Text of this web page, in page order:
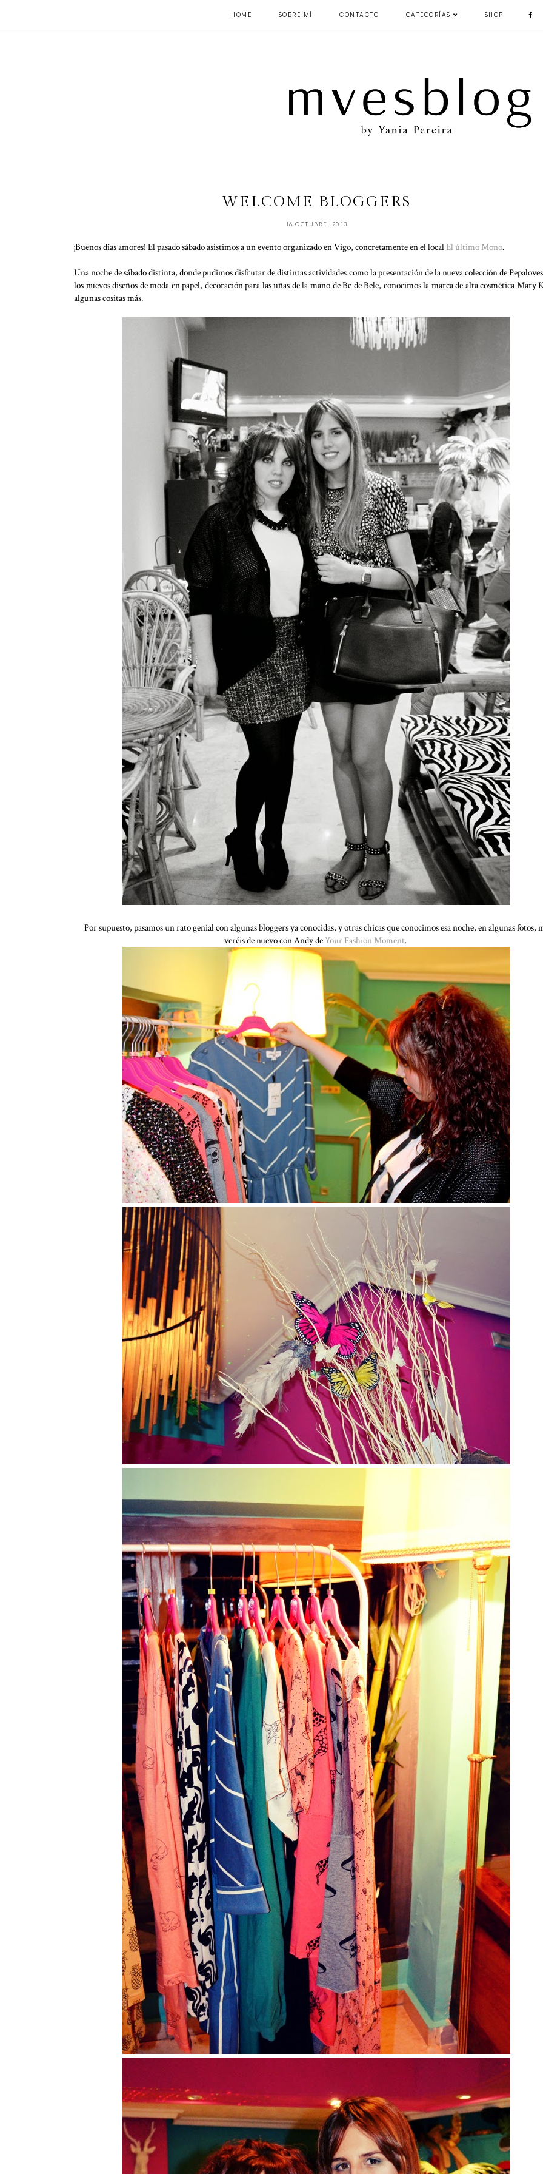
HOME SOBRE MÍ CONTACTO CATEGORÍAS SHOP
WELCOME BLOGGERS
16 OCTUBRE, 2013
¡Buenos días amores! El pasado sábado asistimos a un evento organizado en Vigo, concretamente en el localEl último Mono.
Una noche de sábado distinta, donde pudimos disfrutar de distintas actividades como la presentación de la nueva colección de
los nuevos diseños de moda en papel, decoración para las uñas de la mano de Be de Bele, conocimos la marca de alta cosmética Mary
algunas cositas más.
Por supuesto, pasamos un rato genial con algunas bloggers ya conocidas, y otras chicas que conocimos esa noche, en algunas fotos,
veréis de nuevo con Andy deYour Fashion Moment.